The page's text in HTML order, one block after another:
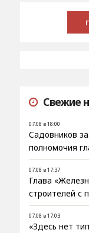
Свежие
07.08 в 18:00
Садовников
полномочия
07.08 в 17:37
Глава
строителей с
07.08 в 17:03
«Здесь нет